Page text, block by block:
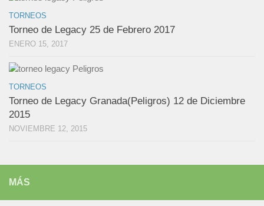
TORNEOS
Torneo de Legacy 25 de Febrero 2017
ENERO 15, 2017
TORNEOS
Torneo de Legacy Granada(Peligros) 12 de Diciembre
2015
NOVIEMBRE 12, 2015
MÁS